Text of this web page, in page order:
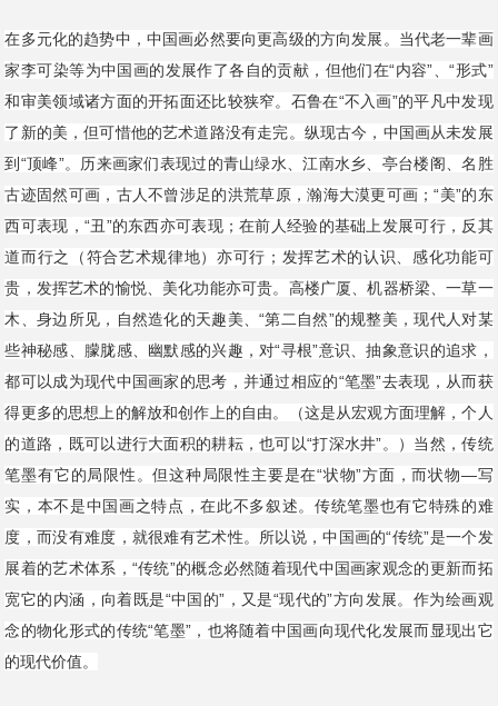
在多元化的趋势中，中国画必然要向更高级的方向发展。当代老一辈画
家李可染等为中国画的发展作了各自的贡献，但他们在“内容”、“形式”
和审美领域诸方面的开拓面还比较狭窄。石鲁在“不入画”的平凡中发现
了新的美，但可惜他的艺术道路没有走完。纵现古今，中国画从未发展
到“顶峰”。历来画家们表现过的青山绿水、江南水乡、亭台楼阁、名胜
古迹固然可画，古人不曾涉足的洪荒草原，瀚海大漠更可画；“美”的东
西可表现，“丑”的东西亦可表现；在前人经验的基础上发展可行，反其
道而行之（符合艺术规律地）亦可行；发挥艺术的认识、感化功能可
贵，发挥艺术的愉悦、美化功能亦可贵。高楼广厦、机器桥梁、一草一
木、身边所见，自然造化的天趣美、“第二自然”的规整美，现代人对某
些神秘感、朦胧感、幽默感的兴趣，对“寻根”意识、抽象意识的追求，
都可以成为现代中国画家的思考，并通过相应的“笔墨”去表现，从而获
得更多的思想上的解放和创作上的自由。（这是从宏观方面理解，个人
的道路，既可以进行大面积的耕耘，也可以“打深水井”。）当然，传统
笔墨有它的局限性。但这种局限性主要是在“状物”方面，而状物—写
实，本不是中国画之特点，在此不多叙述。传统笔墨也有它特殊的难
度，而没有难度，就很难有艺术性。所以说，中国画的“传统”是一个发
展着的艺术体系，“传统”的概念必然随着现代中国画家观念的更新而拓
宽它的内涵，向着既是“中国的”，又是“现代的”方向发展。作为绘画观
念的物化形式的传统“笔墨”，也将随着中国画向现代化发展而显现出它
的现代价值。